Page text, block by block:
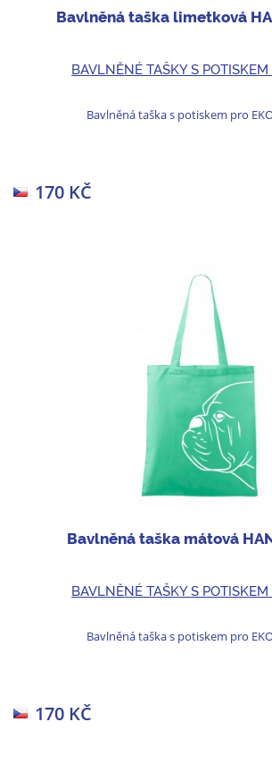
Bavlněná taška limetková
BAVLNĚNÉ TAŠKY S
Bavlněná taška s potiskem pro
170 KČ
Bavlněná taška mátová
BAVLNĚNÉ TAŠKY S
Bavlněná taška s potiskem pro
170 KČ